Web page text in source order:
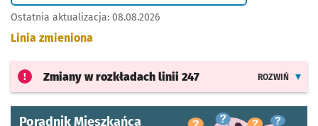
Ostatnia aktualizacja: 08.08.2026
Linia zmieniona
Zmiany w rozkładach linii 247 ROZWIŃ
Poradnik Mieszkańca